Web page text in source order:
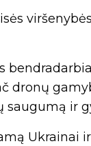
dronų
ir
Ukrainai